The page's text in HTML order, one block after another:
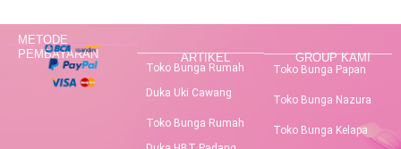
METODE
PEMBAYARAN
ARTIKEL
Toko Bunga Rumah
Duka Uki Cawang
Toko Bunga Rumah
GROUP KAMI
Toko Bunga Papan
Toko Bunga Nazura
Toko Bunga Kelapa